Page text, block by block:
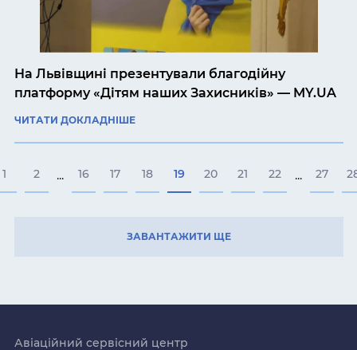
На Львівщині презентували благодійну
платформу «Дітям наших Захисників» — MY.UA
ЧИТАТИ ДОКЛАДНІШЕ
1 2 ... 16 17 18 19 20 21 22 ... 27
ЗАВАНТАЖИТИ ЩЕ
Авіаційний сервісний центр